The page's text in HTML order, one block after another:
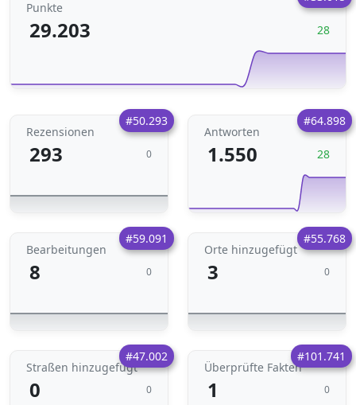
Punkte
29.203 28
#50.293
Rezensionen
293 0
#64.898
Antworten
1.550 28
#59.091
Bearbeitungen
8 0
#55.768
Orte hinzugefügt
3 0
#47.002
Straßen hinzugefügt
0 0
#101.741
Überprüfte Fakten
1 0